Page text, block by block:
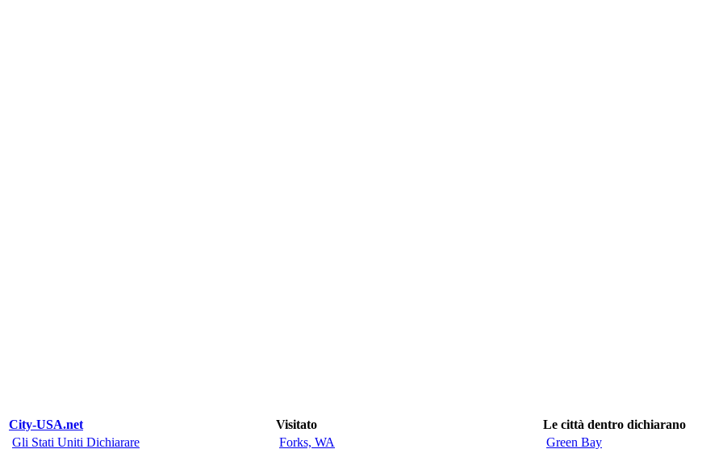
City-USA.net Visitato Le città dentro dichiarano
Gli Stati Uniti Dichiarare
Forks, WA Green Bay